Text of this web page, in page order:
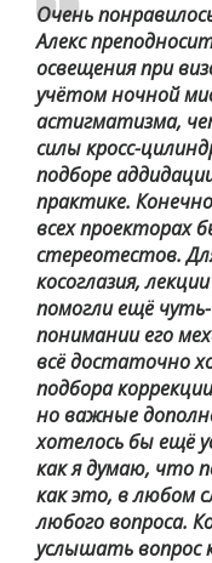
Очень
Алекс
освещения при
учётом ночной
астигматизма,
силы кросс-
подборе
практике.
всех проекторах
стереотестов.
косоглазия,
помогли ещё
понимании его
всё достаточно
подбора
но важные
хотелось бы ещё
как я думаю, что
как это, в любом
любого вопроса.
услышать вопрос